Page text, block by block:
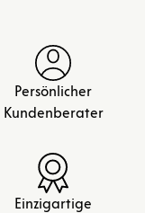
Persönlicher
Kundenberater
Einzigartige